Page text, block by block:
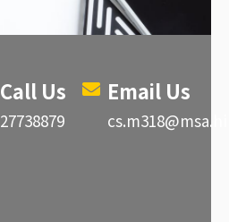
Call Us
27738879
Email Us